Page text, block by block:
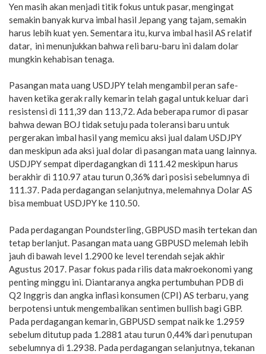
Yen masih akan menjadi titik fokus untuk pasar, mengingat
semakin banyak kurva imbal hasil Jepang yang tajam, semakin
harus lebih kuat yen. Sementara itu, kurva imbal hasil AS relatif
datar, ini menunjukkan bahwa reli baru-baru ini dalam dolar
mungkin kehabisan tenaga.
Pasangan mata uang USDJPY telah mengambil peran safe-
haven ketika gerak rally kemarin telah gagal untuk keluar dari
resistensi di 111,39 dan 113,72. Ada beberapa rumor di pasar
bahwa dewan BOJ tidak setuju pada toleransi baru untuk
pergerakan imbal hasil yang memicu aksi jual dalam USDJPY
dan meskipun ada aksi jual dolar di pasangan mata uang lainnya.
USDJPY sempat diperdagangkan di 111.42 meskipun harus
berakhir di 110.97 atau turun 0,36% dari posisi sebelumnya di
111.37. Pada perdagangan selanjutnya, melemahnya Dolar AS
bisa membuat USDJPY ke 110.50.
Pada perdagangan Poundsterling, GBPUSD masih tertekan dan
tetap berlanjut. Pasangan mata uang GBPUSD melemah lebih
jauh di bawah level 1.2900 ke level terendah sejak akhir
Agustus 2017. Pasar fokus pada rilis data makroekonomi yang
penting minggu ini. Diantaranya angka pertumbuhan PDB di
Q2 Inggris dan angka inflasi konsumen (CPI) AS terbaru, yang
berpotensi untuk mengembalikan sentimen bullish bagi GBP.
Pada perdagangan kemarin, GBPUSD sempat naik ke 1.2959
sebelum ditutup pada 1.2881 atau turun 0,44% dari penutupan
sebelumnya di 1.2938. Pada perdagangan selanjutnya, tekanan